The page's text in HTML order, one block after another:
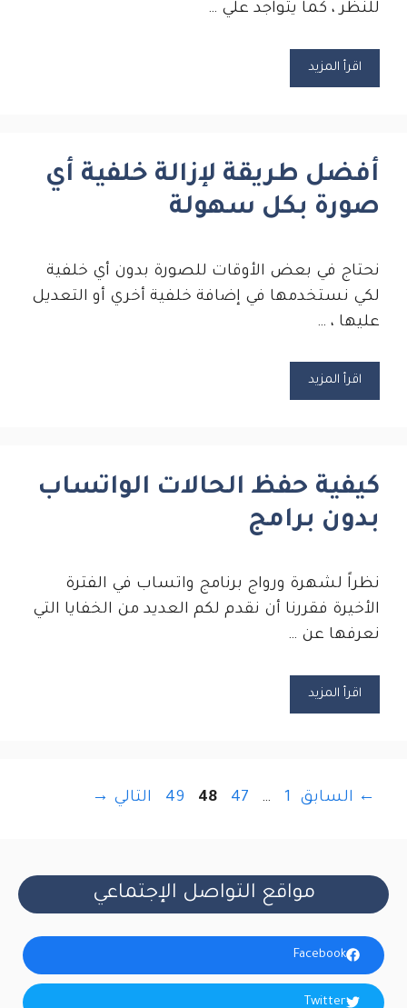
للنظر ، كما يتواجد علي …
اقرأ المزيد
أفضل طريقة لإزالة خلفية أي
صورة بكل سهولة
نحتاج في بعض الأوقات للصورة بدون أي خلفية
لكي نستخدمها في إضافة خلفية أخري أو التعديل
عليها ، …
اقرأ المزيد
كيفية حفظ الحالات الواتساب
بدون برامج
نظراً لشهرة ورواج برنامج واتساب في الفترة
الأخيرة فقررنا أن نقدم لكم العديد من الخفايا التي
نعرفها عن …
اقرأ المزيد
← السابق Page1
…
Page
47
Page
48
Page
49 التالي →
مواقع التواصل الإجتماعي
Facebook
Twitter